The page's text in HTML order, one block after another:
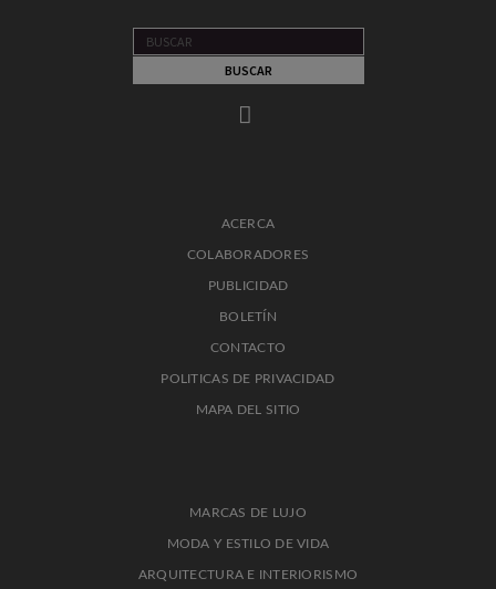
ACERCA
COLABORADORES
PUBLICIDAD
BOLETÍN
CONTACTO
POLITICAS DE PRIVACIDAD
MAPA DEL SITIO
MARCAS DE LUJO
MODA Y ESTILO DE VIDA
ARQUITECTURA E INTERIORISMO